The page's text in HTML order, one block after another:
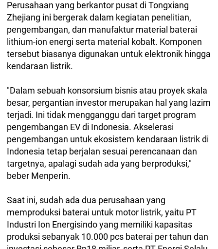
Perusahaan yang berkantor pusat di Tongxiang
Zhejiang ini bergerak dalam kegiatan penelitian,
pengembangan, dan manufaktur material baterai
lithium-ion energi serta material kobalt. Komponen
tersebut biasanya digunakan untuk elektronik hingga
kendaraan listrik.
"Dalam sebuah konsorsium bisnis atau proyek skala
besar, pergantian investor merupakan hal yang lazim
terjadi. Ini tidak mengganggu dari target program
pengembangan EV di Indonesia. Akselerasi
pengembangan untuk ekosistem kendaraan listrik di
Indonesia tetap berjalan sesuai perencanaan dan
targetnya, apalagi sudah ada yang berproduksi,"
beber Menperin.
Saat ini, sudah ada dua perusahaan yang
memproduksi baterai untuk motor listrik, yaitu PT
Industri Ion Energisindo yang memiliki kapasitas
produksi sebanyak 10.000 pcs baterai per tahun dan